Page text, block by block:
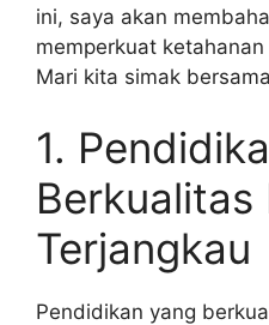
ini, saya akan
memperkuat
Mari kita simak
1.
Berkualitas
Terjangkau
Pendidikan yang